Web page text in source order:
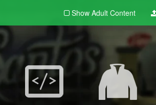
Show Adult Content